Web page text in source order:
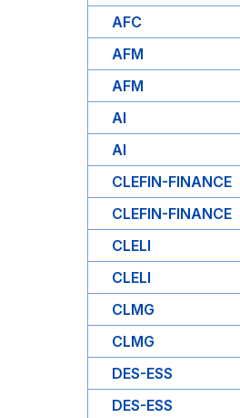
AFC
AFM
AFM
AI
AI
CLEFIN-FINANCE
CLEFIN-FINANCE
CLELI
CLELI
CLMG
CLMG
DES-ESS
DES-ESS